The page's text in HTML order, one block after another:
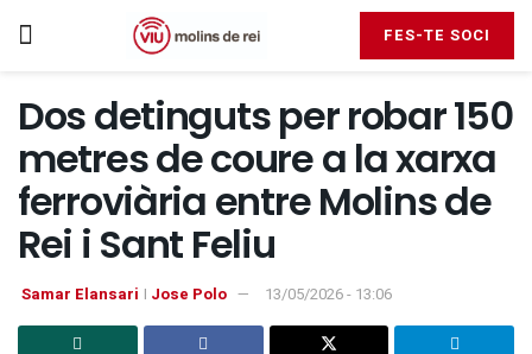
FES-TE SOCI
Dos detinguts per robar 150
metres de coure a la xarxa
ferroviària entre Molins de
Rei i Sant Feliu
Samar Elansari I Jose Polo 13/05/2026 - 13:06